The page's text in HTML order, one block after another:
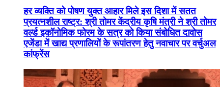
हर व्यक्ति को पोषण युक्त आहार मिले इस दिशा में सतत
प्रयत्नशील राष्ट्र: श्री तोमर केंद्रीय कृषि मंत्री ने श्री तोमर
वर्ल्ड इकॉनोमिक फोरम के सत्र को किया संबोधित दावोस
एजेंडा में खाद्य प्रणालियों के रूपांतरण हेतु नवाचार पर वर्चुअल
कांफ्रेंस